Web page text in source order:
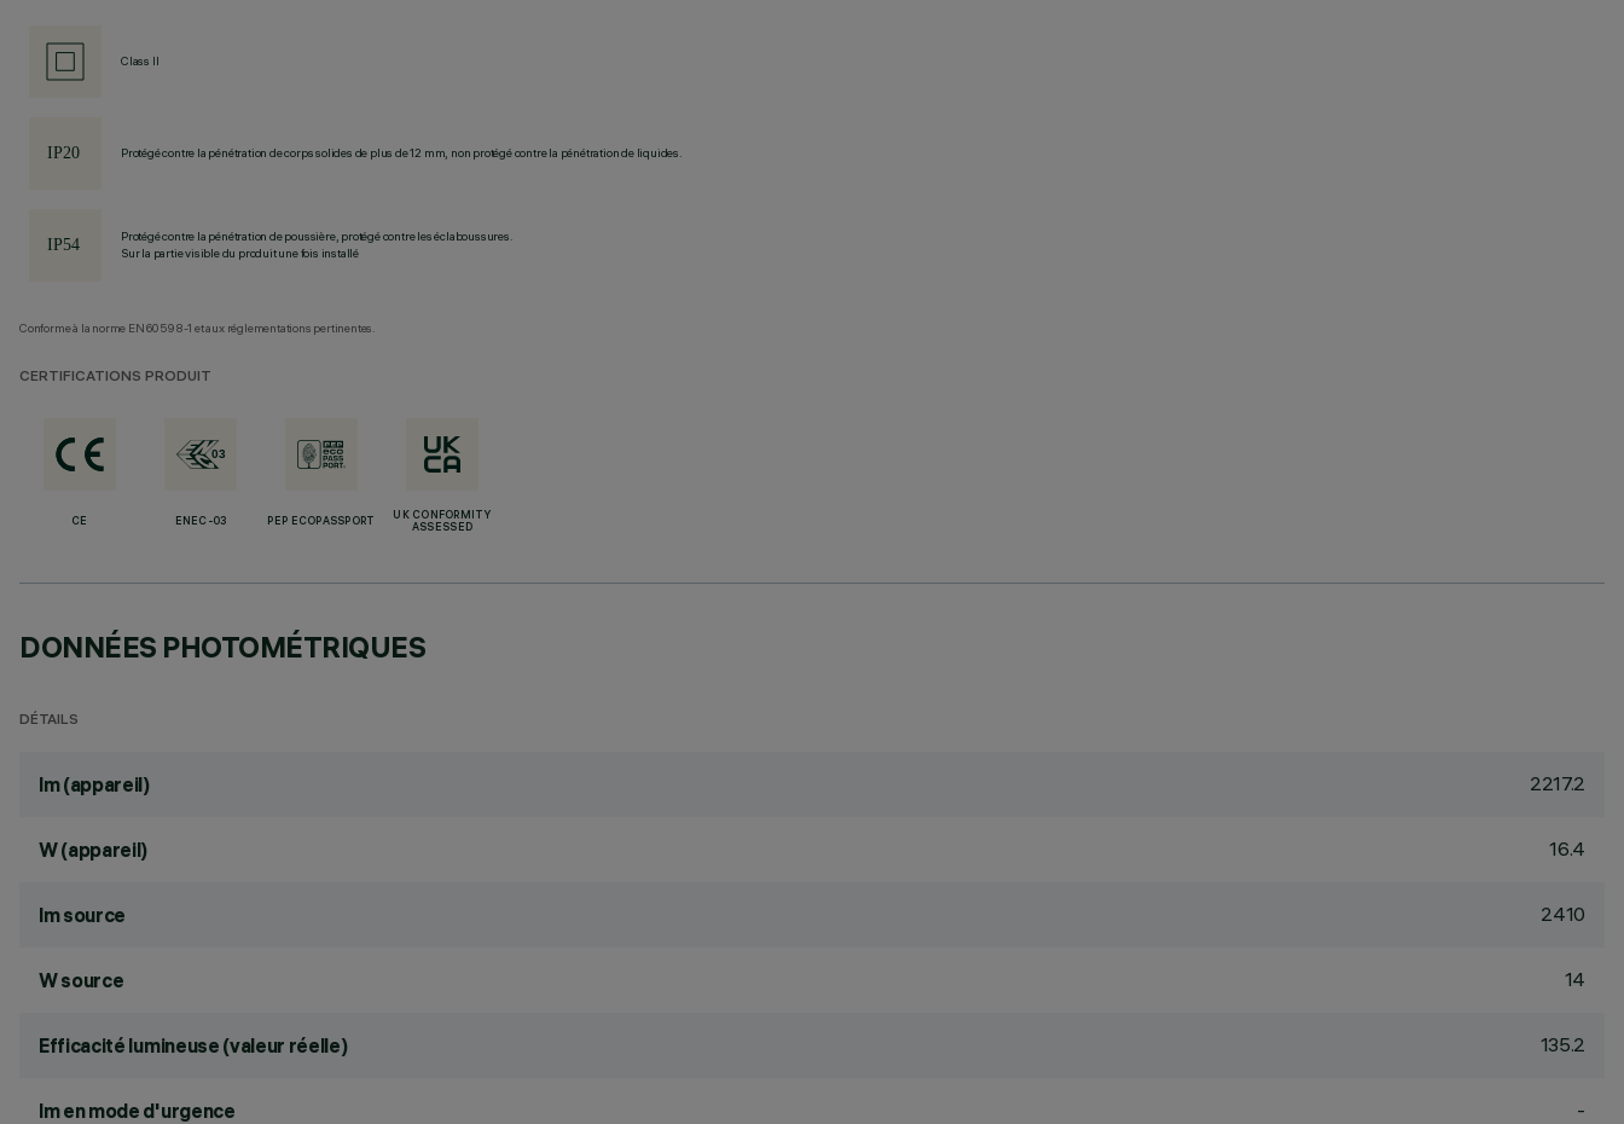
Class II
Protégé contre la pénétration de corps solides de plus de 12 mm, non protégé contre la pénétration de liquides.
Protégé contre la pénétration de poussière, protégé contre les éclaboussures.
Sur la partie visible du produit une fois installé
Conforme à la norme EN60598-1 et aux réglementations pertinentes.
CERTIFICATIONS PRODUIT
CE ENEC-03 PEP ECOPASSPORT
UK CONFORMITY
ASSESSED
DONNÉES PHOTOMÉTRIQUES
DÉTAILS
lm (appareil) 2217.2
W (appareil) 16.4
lm source 2410
W source 14
Efficacité lumineuse (valeur réelle) 135.2
lm en mode d'urgence -